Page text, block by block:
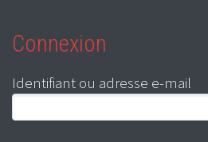
Connexion
Identifiant ou adresse e-mail